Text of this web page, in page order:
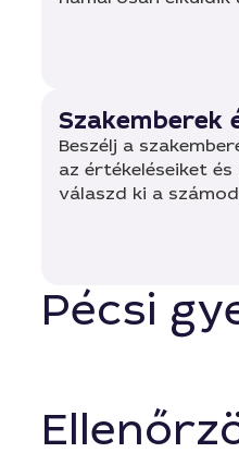
Szakemberek
Beszélj a
az értékeléseiket
válaszd ki a
Pécsi